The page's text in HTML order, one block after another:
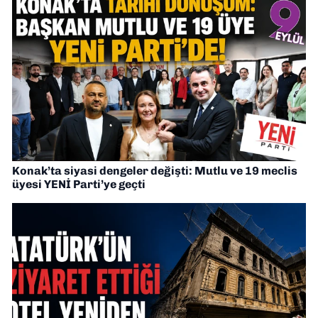
Konak’ta siyasi dengeler değişti: Mutlu ve 19 meclis
üyesi YENİ Parti’ye geçti